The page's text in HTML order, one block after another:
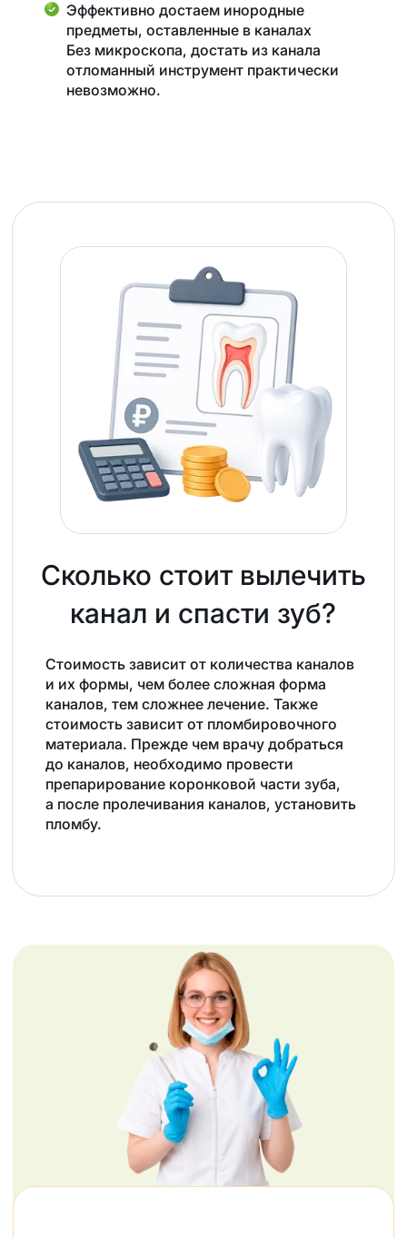
Эффективно достаем инородные
предметы, оставленные в каналах
Без микроскопа, достать из канала
отломанный инструмент практически
невозможно.
Сколько стоит вылечить
канал и спасти зуб?
Стоимость зависит от количества каналов
и их формы, чем более сложная форма
каналов, тем сложнее лечение. Также
стоимость зависит от пломбировочного
материала. Прежде чем врачу добраться
до каналов, необходимо провести
препарирование коронковой части зуба,
а после пролечивания каналов, установить
пломбу.